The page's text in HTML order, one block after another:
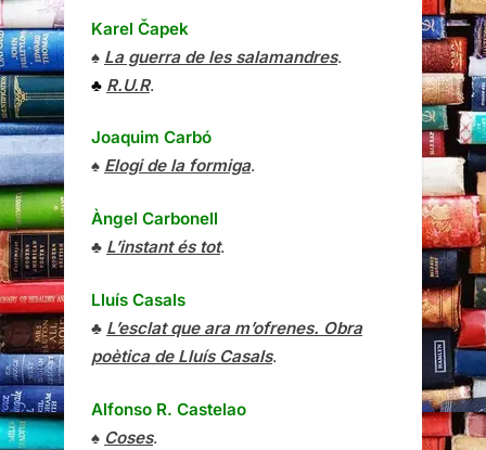
Karel Čapek
♠ La guerra de les salamandres.
♣ R.U.R.
Joaquim Carbó
♠ Elogi de la formiga.
Àngel Carbonell
♣ L’instant és tot.
Lluís Casals
♣ L’esclat que ara m’ofrenes. Obra
poètica de Lluís Casals.
Alfonso R. Castelao
♠ Coses.